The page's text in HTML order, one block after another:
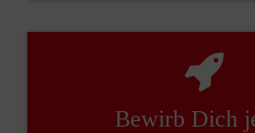
Bewirb Dich